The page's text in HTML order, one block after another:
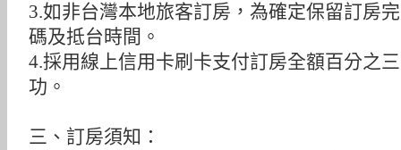
3.如非台灣本地旅客訂房，為確定保留訂房
碼及抵台時間。
4.採用線上信用卡刷卡支付訂房全額百分之
功。
三、訂房須知：